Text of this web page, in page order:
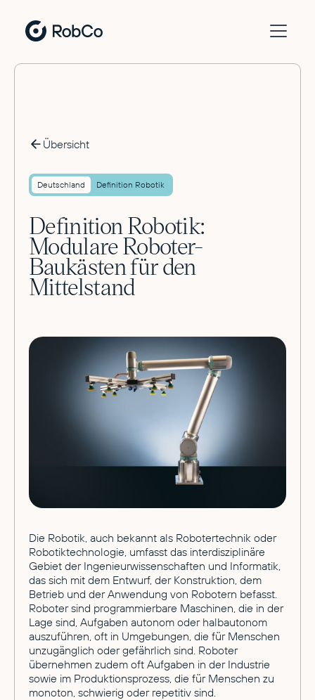
Übersicht
Deutschland Definition Robotik
Definition Robotik:
Modulare Roboter-
Baukästen für den
Mittelstand
Die Robotik, auch bekannt als Robotertechnik oder
Robotiktechnologie, umfasst das interdisziplinäre
Gebiet der Ingenieurwissenschaften und Informatik,
das sich mit dem Entwurf, der Konstruktion, dem
Betrieb und der Anwendung von Robotern befasst.
Roboter sind programmierbare Maschinen, die in der
Lage sind, Aufgaben autonom oder halbautonom
auszuführen, oft in Umgebungen, die für Menschen
unzugänglich oder gefährlich sind. Roboter
übernehmen zudem oft Aufgaben in der Industrie
sowie im Produktionsprozess, die für Menschen zu
monoton, schwierig oder repetitiv sind.